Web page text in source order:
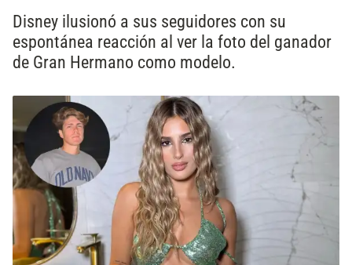
Disney ilusionó a sus seguidores con su
espontánea reacción al ver la foto del ganador
de Gran Hermano como modelo.